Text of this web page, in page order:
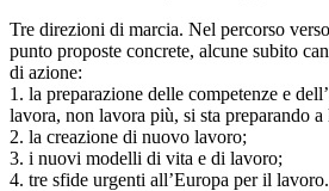
Tre direzioni di marcia. Nel percorso
punto proposte concrete, alcune subito
di azione:
1. la preparazione delle competenze e
lavora, non lavora più, si sta preparando a
2. la creazione di nuovo lavoro;
3. i nuovi modelli di vita e di lavoro;
4. tre sfide urgenti all’Europa per il lavoro.